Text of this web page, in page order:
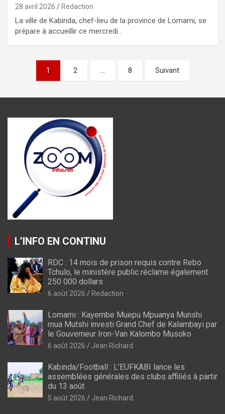
28 avril 2026 Redaction
La ville de Kabinda, chef-lieu de la province de Lomami, se
prépare à accueillir ce mercredi…
Pagination
publications
1 2 … 8 Suivant
L’INFO EN CONTINU
RDC : 14 mois de prison requis contre Rebo
Tchulo, le ministère public réclame également
250 000 dollars
6 août 2026 Redaction
Lomami : Kayembe Muepu Mpuanya Munshi
mua Mutshi investi Grand Chef de Kalambayi par
le Gouverneur Iron-Van Kalombo Musoko
6 août 2026 Jean Richard
Kabinda/Football : L’EUFKABI lance les
assemblées générales des clubs affiliés à partir
du 13 août
5 août 2026 Jean Richard